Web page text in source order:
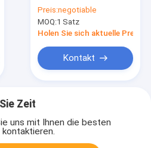
Präzisions-Kappen-
Inspektions-
Ausrüstung ab
Preis:negotiable
MOQ:1 Satz
Holen Sie sich aktuelle Preis
Kontakt
Zeit
uns mit Ihnen die besten